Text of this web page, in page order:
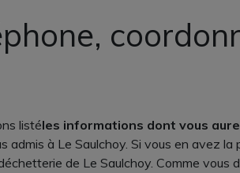
listéles informations dont vous
à Le Saulchoy. Si vous en avez la
de Le Saulchoy. Comme vous